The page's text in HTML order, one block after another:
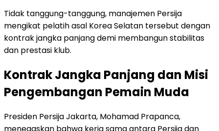
Tidak tanggung-tanggung, manajemen Persija
mengikat pelatih asal Korea Selatan tersebut dengan
kontrak jangka panjang demi membangun stabilitas
dan prestasi klub.
Kontrak Jangka Panjang dan Misi
Pengembangan Pemain Muda
Presiden Persija Jakarta, Mohamad Prapanca,
menegaskan bahwa kerja sama antara Persija dan